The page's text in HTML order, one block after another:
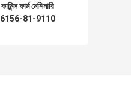
কামিন্স ফার্ম মেশিনারি
6156-81-9110